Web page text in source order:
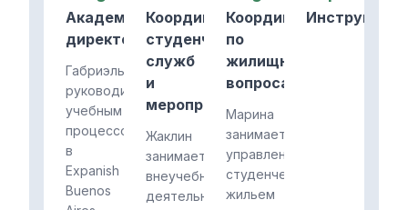
Академический
директор
Габриэль
руководит
учебным
процессом
в
Expanish
Buenos
Координатор
студенческих
служб
и
мероприятий
Жаклин
занимается
внеучебной
деятельностью
Координатор
по
жилищным
вопросам
Марина
занимается
управлением
студенческим
жильем
Инструктор